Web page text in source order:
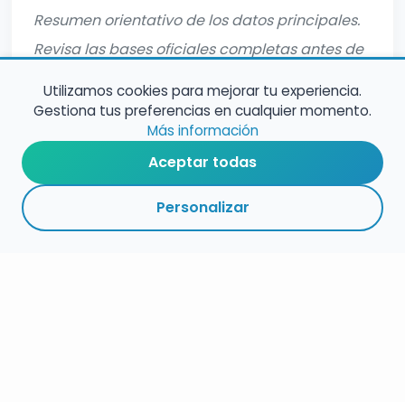
Resumen orientativo de los datos principales.
Revisa las bases oficiales completas antes de
RESUMEN PLAZOS ESPECIALIDAD ENLACES SEGUIR
Utilizamos cookies para mejorar tu experiencia.
Gestiona tus preferencias en cualquier momento.
Más información
Aceptar todas
Personalizar